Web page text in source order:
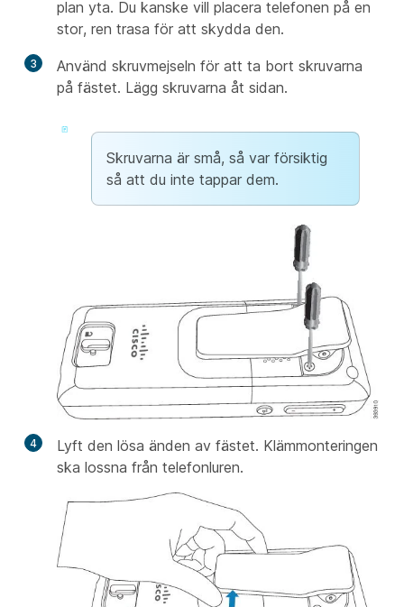
plan yta. Du kanske vill placera telefonen på en
stor, ren trasa för att skydda den.
3
Använd skruvmejseln för att ta bort skruvarna
på fästet. Lägg skruvarna åt sidan.
Skruvarna är små, så var försiktig
så att du inte tappar dem.
4
Lyft den lösa änden av fästet. Klämmonteringen
ska lossna från telefonluren.